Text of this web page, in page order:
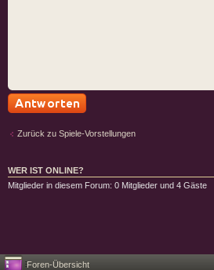
Zurück zu Spiele-Vorstellungen
WER IST ONLINE?
Mitglieder in diesem Forum: 0 Mitglieder und 4 Gäste
Foren-Übersicht